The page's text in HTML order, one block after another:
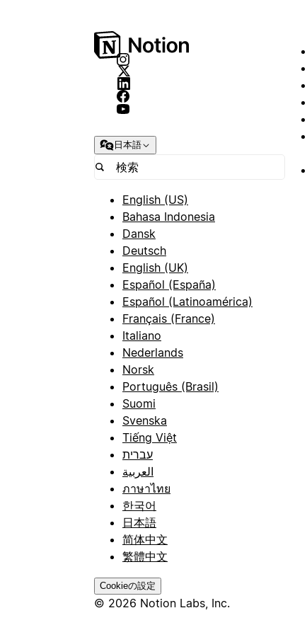
日本語
English (US)
Bahasa Indonesia
Dansk
Deutsch
English (UK)
Español (España)
Español (Latinoamérica)
Français (France)
Italiano
Nederlands
Norsk
Português (Brasil)
Suomi
Svenska
Tiếng Việt
עברית
العربية
ภาษาไทย
한국어
日本語
简体中文
繁體中文
Cookieの設定
© 2026 Notion Labs, Inc.